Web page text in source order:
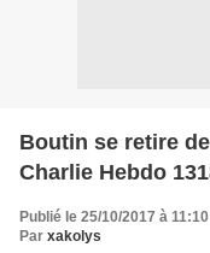
Boutin se retire
Charlie Hebdo
Publié le 25/10/2017 à 11:10
Par xakolys